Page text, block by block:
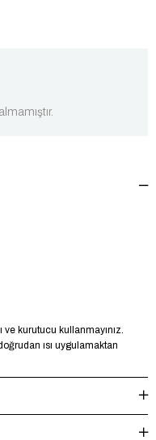
ve kurutucu kullanmayınız.
ısı uygulamaktan